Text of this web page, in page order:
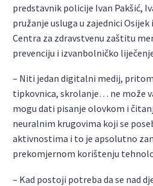
predstavnik policije Ivan Pakšić,
pružanje usluga u zajednici
Centra za zdravstvenu zaštitu
prevenciju i izvanbolničko
– Niti jedan digitalni medij,
tipkovnica, skrolanje… ne može
mogu dati pisanje olovkom i
neuralnim krugovima koji se
aktivnostima i to je apsolutno
prekomjernom korištenju
– Kad postoji potreba da se nad